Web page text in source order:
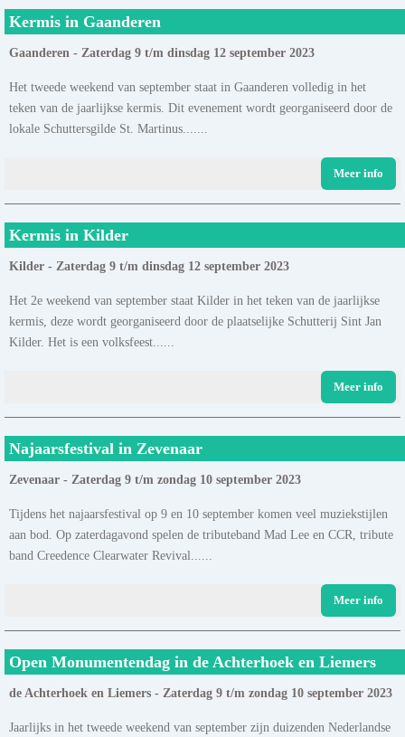
Kermis in Gaanderen
Gaanderen - Zaterdag 9 t/m dinsdag 12 september 2023
Het tweede weekend van september staat in Gaanderen volledig in het
teken van de jaarlijkse kermis. Dit evenement wordt georganiseerd door de
lokale Schuttersgilde St. Martinus.......
Meer info
Kermis in Kilder
Kilder - Zaterdag 9 t/m dinsdag 12 september 2023
Het 2e weekend van september staat Kilder in het teken van de jaarlijkse
kermis, deze wordt georganiseerd door de plaatselijke Schutterij Sint Jan
Kilder. Het is een volksfeest......
Meer info
Najaarsfestival in Zevenaar
Zevenaar - Zaterdag 9 t/m zondag 10 september 2023
Tijdens het najaarsfestival op 9 en 10 september komen veel muziekstijlen
aan bod. Op zaterdagavond spelen de tributeband Mad Lee en CCR, tribute
band Creedence Clearwater Revival......
Meer info
Open Monumentendag in de Achterhoek en Liemers
de Achterhoek en Liemers - Zaterdag 9 t/m zondag 10 september 2023
Jaarlijks in het tweede weekend van september zijn duizenden Nederlandse